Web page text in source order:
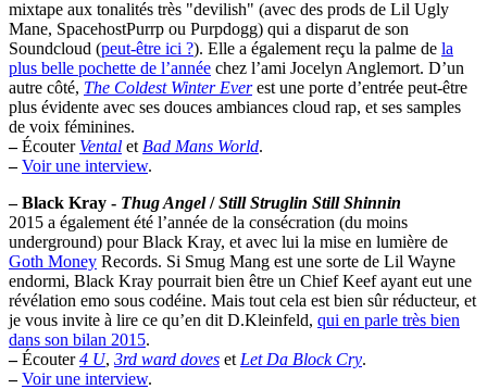
mixtape aux tonalités très "devilish" (avec des prods de Lil Ugly
Mane, SpacehostPurrp ou Purpdogg) qui a disparut de son
Soundcloud (peut-être ici ?). Elle a également reçu la palme de la
plus belle pochette de l’année chez l’ami Jocelyn Anglemort. D’un
autre côté, The Coldest Winter Everest une porte d’entrée peut-être
plus évidente avec ses douces ambiances cloud rap, et ses samples
de voix féminines.
–Écouter Vental et Bad Mans World.
– Voir une interview.
– Black Kray - Thug Angel/Still Struglin Still Shinnin
2015 a également été l’année de la consécration (du moins
underground) pour Black Kray, et avec lui la mise en lumière de
Goth Money Records. Si Smug Mang est une sorte de Lil Wayne
endormi, Black Kray pourrait bien être un Chief Keef ayant eut une
révélation emo sous codéine. Mais tout cela est bien sûr réducteur, et
je vous invite à lire ce qu’en dit D.Kleinfeld, qui en parle très bien
dans son bilan 2015.
–Écouter4 U, 3rd ward doves et Let Da Block Cry.
– Voir une interview.